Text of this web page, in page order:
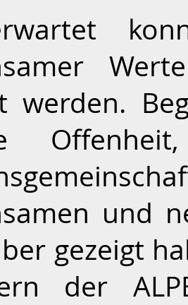
werden.
und
gezeigt
der